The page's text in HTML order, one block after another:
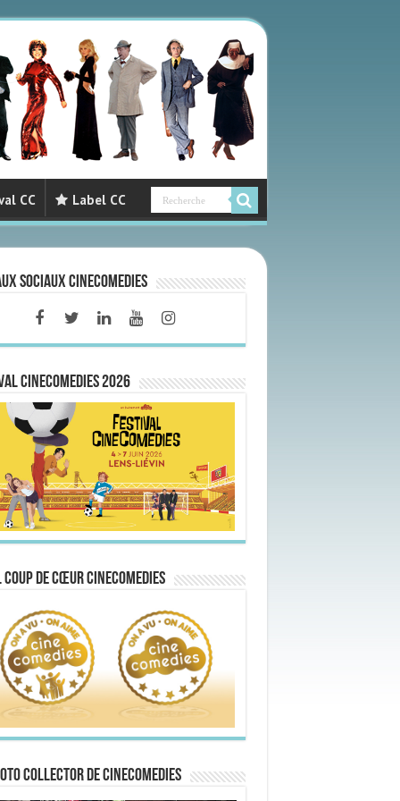
CC Label CC
sociaux CineComedies
CINECOMEDIES 2026
de Cœur CineComedies
collector de CineComedies